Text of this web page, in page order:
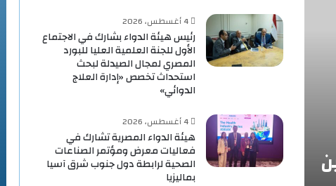
4 أغسطس، 2026
رئيس هيئة الدواء بشارك في الاجتماع
الأول للجنة العلمية العليا للبورد
المصري لمجال الصيدلة لبحث
استحداث تخصص «إدارة العلاج
الدوائي»
4 أغسطس، 2026
هيئة الدواء المصرية تشارك في
فعاليات معرض ومؤتمر الصناعات
الصحية لرابطة دول جنوب شرق آسيا
بماليزيا